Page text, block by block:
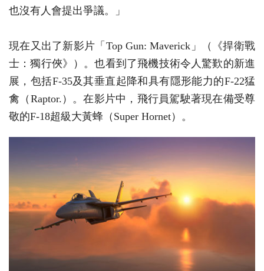
也沒有人會提出爭議。」
現在又出了新影片「Top Gun: Maverick」（《捍衛戰
士：獨行俠》）。也看到了飛機技術令人驚歎的新進
展，包括F-35及其垂直起降和具有隱形能力的F-22猛
禽（Raptor.）。在影片中，飛行員駕駛著現在備受尊
敬的F-18超級大黃蜂（Super Hornet）。